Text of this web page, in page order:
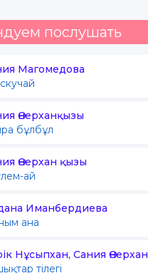
послушать
Магомедова
Өнерханқызы
бұлбұл
Өнерхан қызы
ай
Иманбердиева
ана
Нұсыпхан, Сания Өнерхан
тілегі